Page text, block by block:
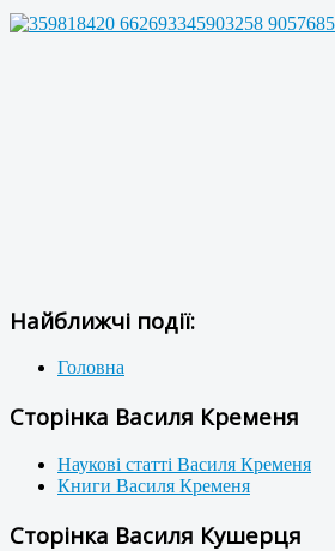
Найближчі події:
Головна
Сторінка Василя Кременя
Наукові статті Василя Кременя
Книги Василя Кременя
Сторінка Василя Кушерця